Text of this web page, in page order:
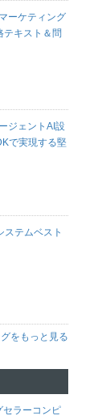
ーケティング
テキスト＆問
ジェントAI設
で実現する堅
ステムベスト
をもっと見る
セラーコンピ